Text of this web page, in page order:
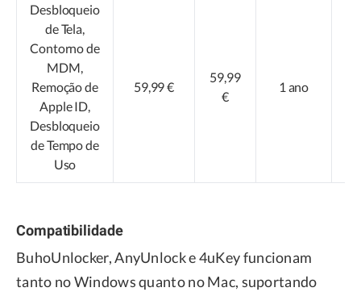
Desbloqueio
de Tela,
Contorno de
MDM,
Remoção de
Apple ID,
Desbloqueio
de Tempo de
Uso
59,99 €
59,99
€
1 ano
Compatibilidade
BuhoUnlocker, AnyUnlock e 4uKey funcionam
tanto no Windows quanto no Mac, suportando